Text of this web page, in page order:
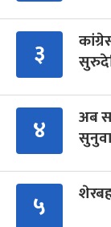
३
४
अब
५